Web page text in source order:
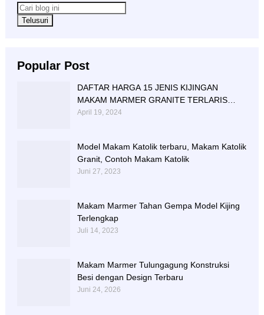
Popular Post
DAFTAR HARGA 15 JENIS KIJINGAN
MAKAM MARMER GRANITE TERLARIS
BERIKUT NISAN NYA
April 19, 2024
Model Makam Katolik terbaru, Makam Katolik
Granit, Contoh Makam Katolik
Juni 27, 2023
Makam Marmer Tahan Gempa Model Kijing
Terlengkap
Juli 14, 2023
Makam Marmer Tulungagung Konstruksi
Besi dengan Design Terbaru
Juni 24, 2026